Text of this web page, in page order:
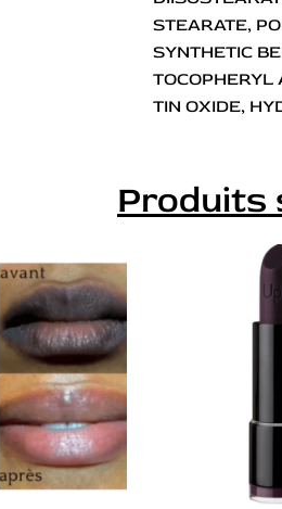
STEARATE,
SYNTHETIC
TOCOPHERYL
TIN OXIDE,
Produits